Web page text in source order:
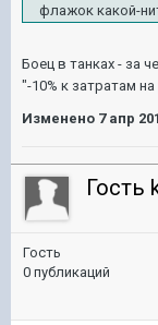
флажок какой-
Боец в танках - за
"-10% к затратам
Изменено 7 апр
Гость
Гость
0 публикаций